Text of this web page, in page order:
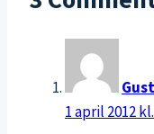
1 april 2012